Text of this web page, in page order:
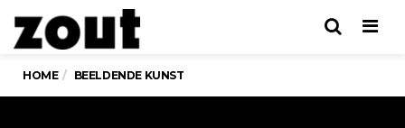
HOME BEELDENDE KUNST